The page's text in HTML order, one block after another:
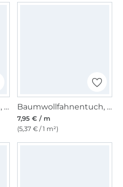
Baumwollfahnentuch, apfelgrün Baumwollfahnentuch, rot
7,95 € / m
(5,37 € / 1 m²)